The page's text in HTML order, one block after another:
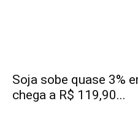
Soja sobe quase 3%
chega a R$ 119,90...